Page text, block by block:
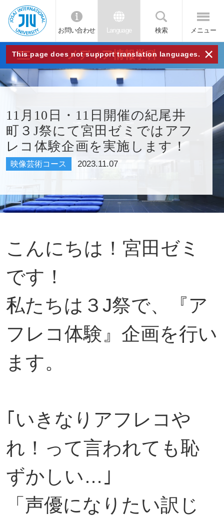
JIU
城西
国際
大学
お問い合わせ Language 検索 メニュー
This page does not support translation languages. ×
メディア情報学科
11月10日・11日開催の紀尾井
町３J祭にて宮田ゼミではアフ
レコ体験企画を実施します！
映像芸術コース 2023.11.07
こんにちは！宮田ゼミ
です！
私たちは３J祭で、『ア
フレコ体験』企画を行い
ます。
｢いきなりアフレコや
れ！って言われても恥
ずかしい…｣
「声優になりたい訳じ